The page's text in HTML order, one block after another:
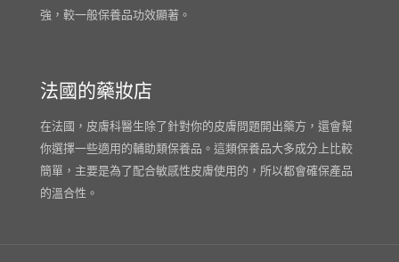
強，較一般保養品功效顯著。
法國的藥妝店
在法國，皮膚科醫生除了針對你的皮膚問題開出藥方，還會幫
你選擇一些適用的輔助類保養品。這類保養品大多成分上比較
簡單，主要是為了配合敏感性皮膚使用的，所以都會確保產品
的溫合性。